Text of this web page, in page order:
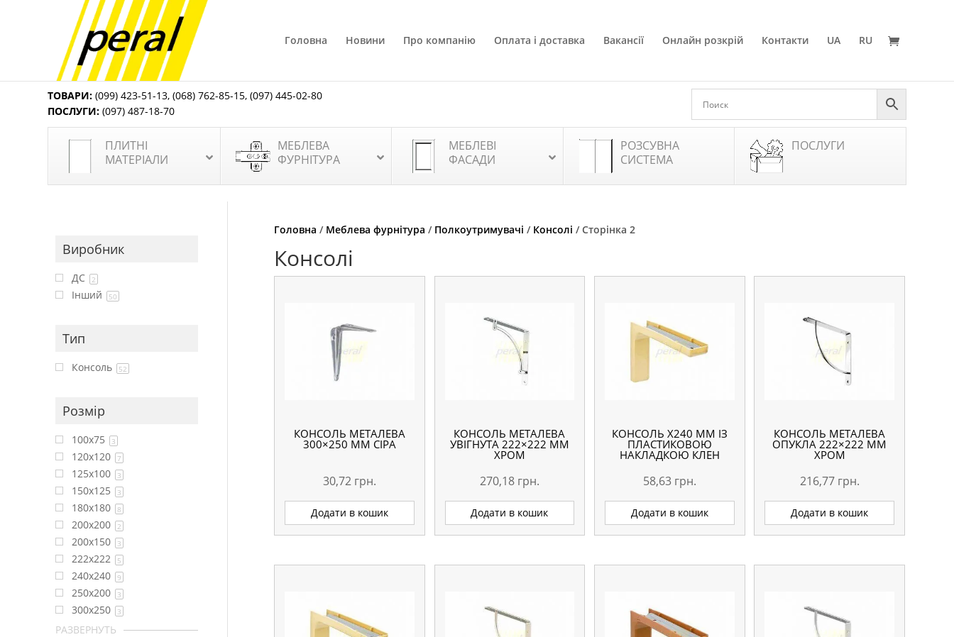
Головна Новини Про компанію Оплата і доставка Вакансії Онлайн розкрій Контакти UA RU
ТОВАРИ: (099) 423-51-13,(068) 762-85-15,(097) 445-02-80
ПОСЛУГИ: (097) 487-18-70
ПЛИТНІ
МАТЕРІАЛИ
МЕБЛЕВА
ФУРНІТУРА
МЕБЛЕВІ
ФАСАДИ
РОЗСУВНА
СИСТЕМА
ПОСЛУГИ
Головна / Меблева фурнітура / Полкоутримувачі / Консолі / Сторінка 2
Консолі
КОНСОЛЬ МЕТАЛЕВА
300×250 ММ СІРА
30,72 грн.
Додати в кошик
КОНСОЛЬ МЕТАЛЕВА
УВІГНУТА 222×222 ММ
ХРОМ
270,18 грн.
Додати в кошик
КОНСОЛЬ Х240 ММ ІЗ
ПЛАСТИКОВОЮ
НАКЛАДКОЮ КЛЕН
58,63 грн.
Додати в кошик
КОНСОЛЬ МЕТАЛЕВА
ОПУКЛА 222×222 ММ
ХРОМ
216,77 грн.
Додати в кошик
Виробник
ДС 2
Інший 50
Тип
Консоль 52
Розмір
100x75 3
120x120 7
125x100 3
150x125 3
180x180 8
200x200 2
200х150 3
222x222 5
240x240 9
250x200 3
300x250 3
РАЗВЕРНУТЬ